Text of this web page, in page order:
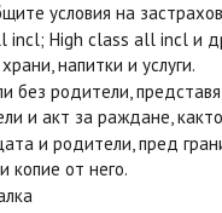
условия на
High class all incl и
напитки и услуги.
без родители,
и акт за раждане,
и родители, пред
копие от него.